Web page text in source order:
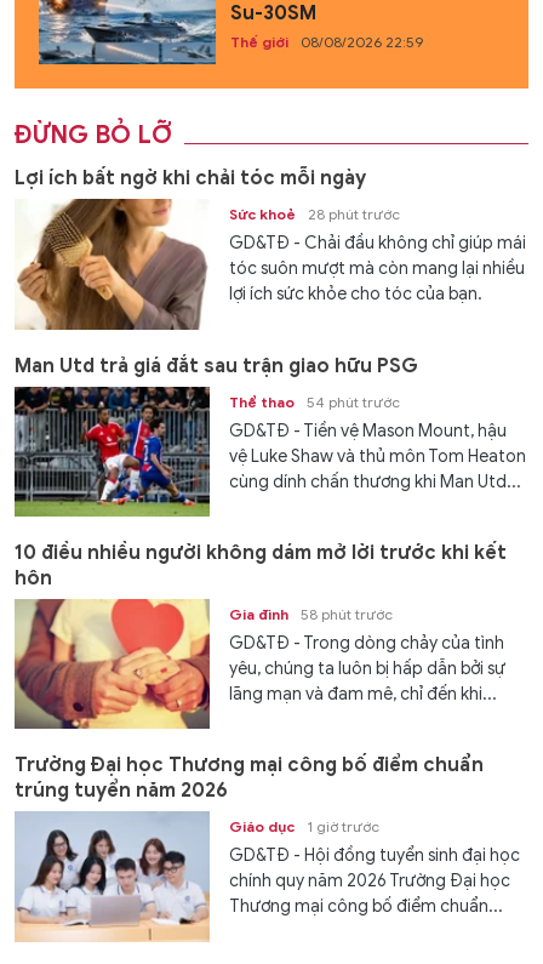
Su-30SM
Thế giới 08/08/2026 22:59
ĐỪNG BỎ LỠ
Lợi ích bất ngờ khi chải tóc mỗi ngày
Sức khoẻ 28 phút trước
GD&TĐ - Chải đầu không chỉ giúp mái
tóc suôn mượt mà còn mang lại nhiều
lợi ích sức khỏe cho tóc của bạn.
Man Utd trả giá đắt sau trận giao hữu PSG
Thể thao 54 phút trước
GD&TĐ - Tiền vệ Mason Mount, hậu
vệ Luke Shaw và thủ môn Tom Heaton
cùng dính chấn thương khi Man Utd...
10 điều nhiều người không dám mở lời trước khi kết
hôn
Gia đình 58 phút trước
GD&TĐ - Trong dòng chảy của tình
yêu, chúng ta luôn bị hấp dẫn bởi sự
lãng mạn và đam mê, chỉ đến khi...
Trường Đại học Thương mại công bố điểm chuẩn
trúng tuyển năm 2026
Giáo dục 1 giờ trước
GD&TĐ - Hội đồng tuyển sinh đại học
chính quy năm 2026 Trường Đại học
Thương mại công bố điểm chuẩn...